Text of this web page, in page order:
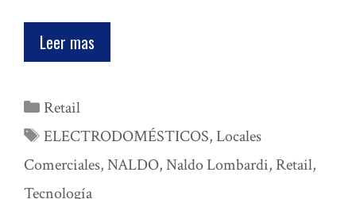
Leer mas
Categorías
Retail
Etiquetas
ELECTRODOMÉSTICOS,Locales
Comerciales,NALDO,Naldo Lombardi, Retail,
Tecnología